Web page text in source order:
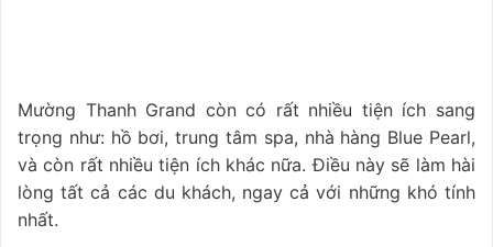
Mường Thanh Grand còn có rất nhiều tiện ích sang
trọng như: hồ bơi, trung tâm spa, nhà hàng Blue Pearl,
và còn rất nhiều tiện ích khác nữa. Điều này sẽ làm hài
lòng tất cả các du khách, ngay cả với những khó tính
nhất.